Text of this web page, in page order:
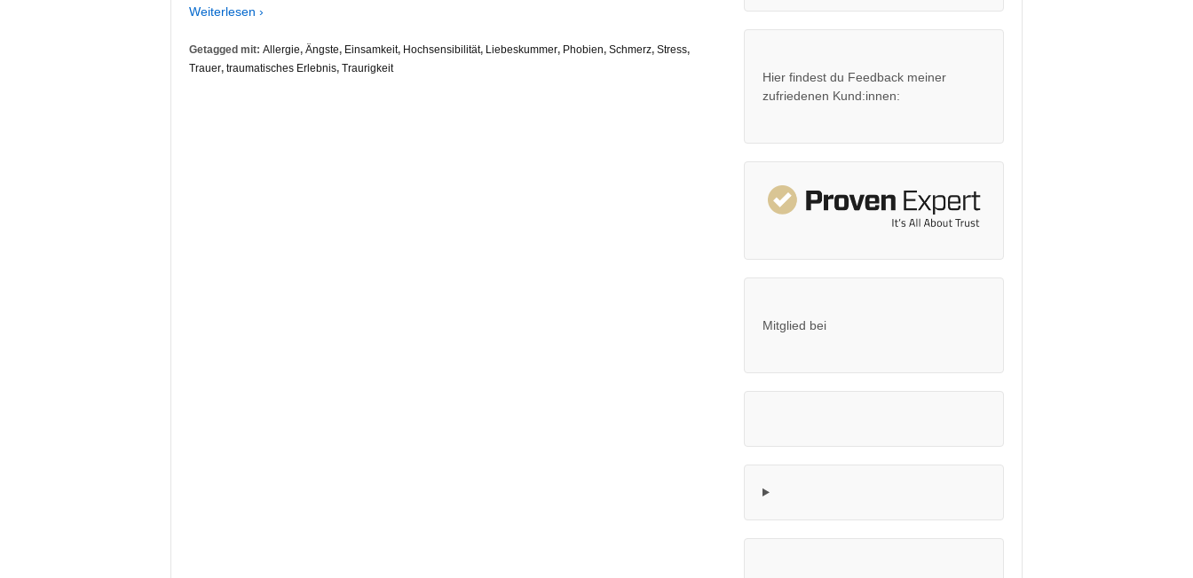
Weiterlesen ›
Getagged mit: Allergie, Ängste, Einsamkeit, Hochsensibilität, Liebeskummer, Phobien, Schmerz, Stress,
Trauer, traumatisches Erlebnis, Traurigkeit
Hier findest du Feedback meiner
zufriedenen Kund:innen:
Mitglied bei